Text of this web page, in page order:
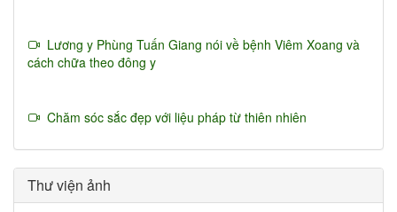
Lương y Phùng Tuấn Giang nói về bệnh Viêm Xoang và
cách chữa theo đông y
Chăm sóc sắc đẹp với liệu pháp từ thiên nhiên
Thư viện ảnh